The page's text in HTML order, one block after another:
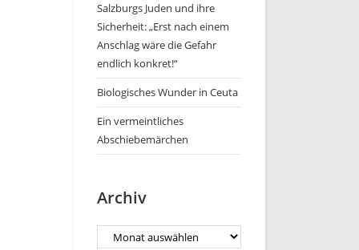
Salzburgs Juden und ihre
Sicherheit: „Erst nach einem
Anschlag wäre die Gefahr
endlich konkret!“
Biologisches Wunder in Ceuta
Ein vermeintliches
Abschiebemärchen
Archiv
Archiv